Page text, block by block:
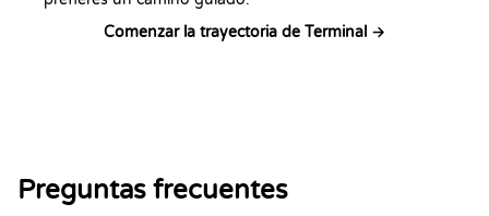
Comenzar la trayectoria de Terminal →
Preguntas frecuentes